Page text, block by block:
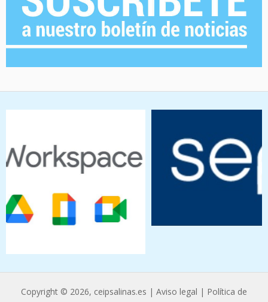
Copyright © 2026, ceipsalinas.es | Aviso legal | Política de